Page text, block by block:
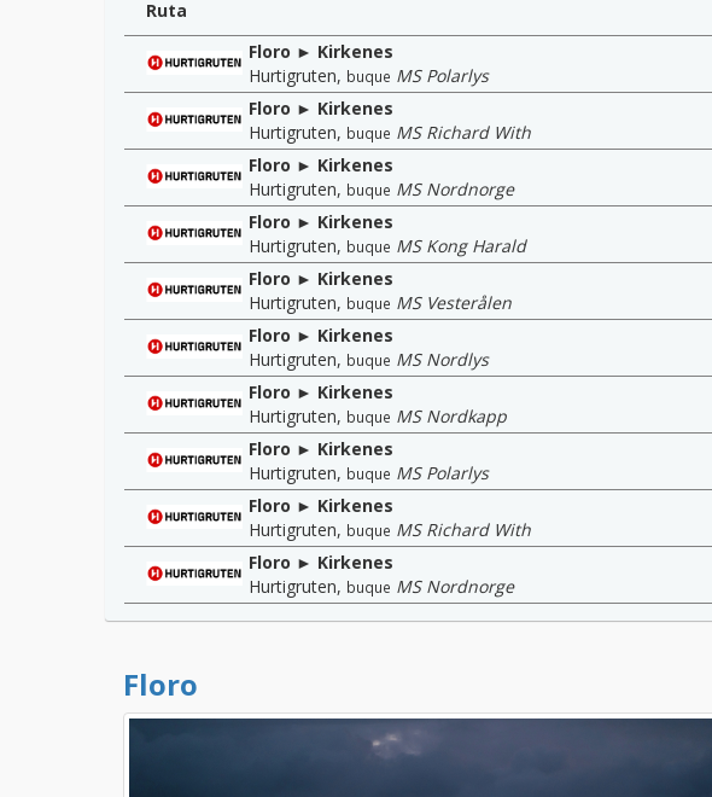
Ruta
Floro ► Kirkenes
Hurtigruten, buque MS Polarlys
Floro ► Kirkenes
Hurtigruten, buque MS Richard With
Floro ► Kirkenes
Hurtigruten, buque MS Nordnorge
Floro ► Kirkenes
Hurtigruten, buque MS Kong Harald
Floro ► Kirkenes
Hurtigruten, buque MS Vesterålen
Floro ► Kirkenes
Hurtigruten, buque MS Nordlys
Floro ► Kirkenes
Hurtigruten, buque MS Nordkapp
Floro ► Kirkenes
Hurtigruten, buque MS Polarlys
Floro ► Kirkenes
Hurtigruten, buque MS Richard With
Floro ► Kirkenes
Hurtigruten, buque MS Nordnorge
Floro